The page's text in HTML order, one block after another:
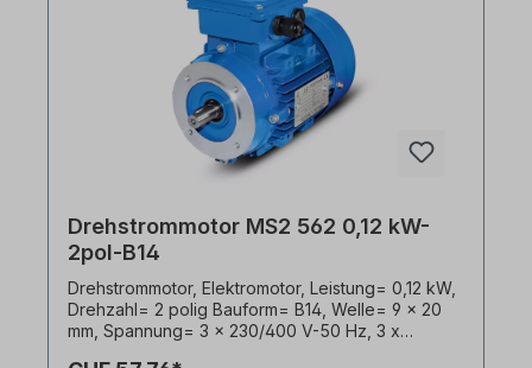
abschraubbar. Der Elektromotor ist für den
Frequenzumrichter- Einsatz und für beide
Drehrichtungen geeignet. Gemäß VDE 0105 bzw.
IEC 364 sind alle Arbeiten am Elektroantrieb nur
von qualifiziertem Fachpersonal durchzuführen.
Bei Modifikationen oder Sonderausführungen
bitte Anfrage zusenden. Hilfreiche Tipps zu
Elektromotoren sind im FAQ-Bereich zu finden.
Drehstrommotor MS2 562 0,12 kW-
2pol-B14
Drehstrommotor, Elektromotor, Leistung= 0,12 kW,
Drehzahl= 2 polig Bauform= B14, Welle= 9 x 20
mm, Spannung= 3 x 230/400 V-50 Hz, 3 x